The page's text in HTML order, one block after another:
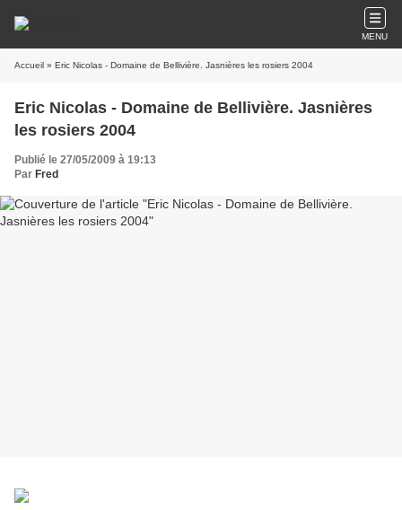
MENU
Accueil » Eric Nicolas - Domaine de Bellivière. Jasnières les rosiers 2004
Eric Nicolas - Domaine de Bellivière. Jasnières
les rosiers 2004
Publié le 27/05/2009 à 19:13
Par Fred